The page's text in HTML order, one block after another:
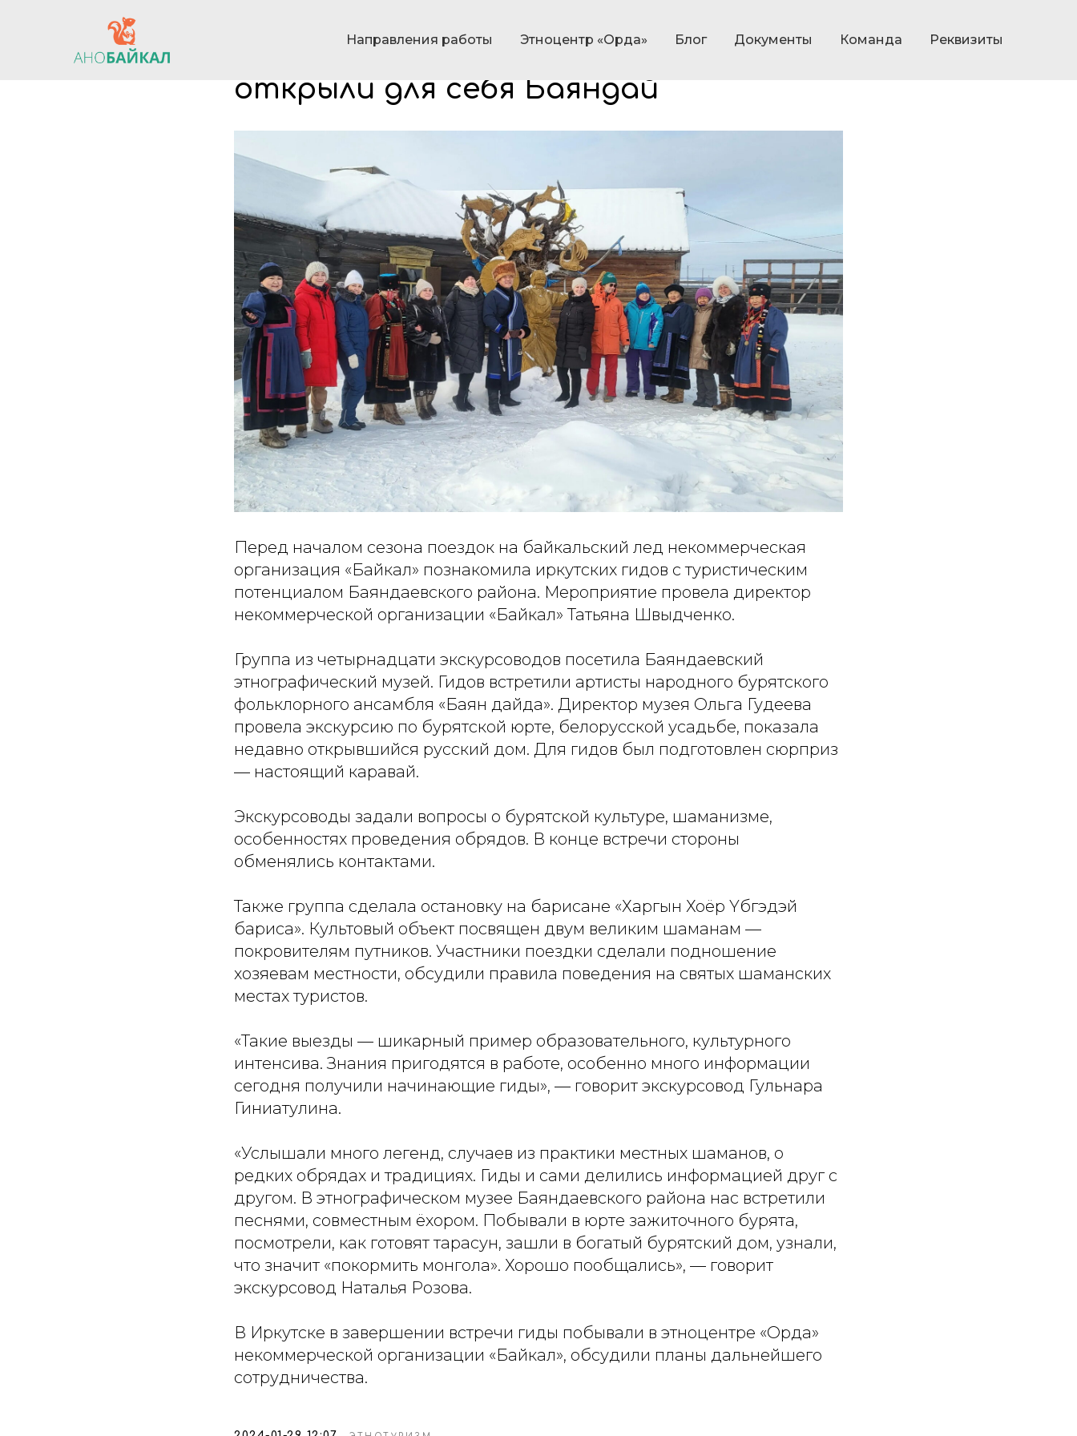
Направления работы Этноцентр «Орда» Блог Документы Команда Реквизиты
Профессиональные гиды из Иркутска
открыли для себя Баяндай
Перед началом сезона поездок на байкальский лед некоммерческая
организация «Байкал» познакомила иркутских гидов с туристическим
потенциалом Баяндаевского района. Мероприятие провела директор
некоммерческой организации «Байкал» Татьяна Швыдченко.
Группа из четырнадцати экскурсоводов посетила Баяндаевский
этнографический музей. Гидов встретили артисты народного бурятского
фольклорного ансамбля «Баян дайда». Директор музея Ольга Гудеева
провела экскурсию по бурятской юрте, белорусской усадьбе, показала
недавно открывшийся русский дом. Для гидов был подготовлен сюрприз
— настоящий каравай.
Экскурсоводы задали вопросы о бурятской культуре, шаманизме,
особенностях проведения обрядов. В конце встречи стороны
обменялись контактами.
Также группа сделала остановку на барисане «Харгын Хоёр Yбгэдэй
бариса». Культовый объект посвящен двум великим шаманам —
покровителям путников. Участники поездки сделали подношение
хозяевам местности, обсудили правила поведения на святых шаманских
местах туристов.
«Такие выезды — шикарный пример образовательного, культурного
интенсива. Знания пригодятся в работе, особенно много информации
сегодня получили начинающие гиды», — говорит экскурсовод Гульнара
Гиниатулина.
«Услышали много легенд, случаев из практики местных шаманов, о
редких обрядах и традициях. Гиды и сами делились информацией друг с
другом. В этнографическом музее Баяндаевского района нас встретили
песнями, совместным ёхором. Побывали в юрте зажиточного бурята,
посмотрели, как готовят тарасун, зашли в богатый бурятский дом, узнали,
что значит «покормить монгола». Хорошо пообщались», — говорит
экскурсовод Наталья Розова.
В Иркутске в завершении встречи гиды побывали в этноцентре «Орда»
некоммерческой организации «Байкал», обсудили планы дальнейшего
сотрудничества.